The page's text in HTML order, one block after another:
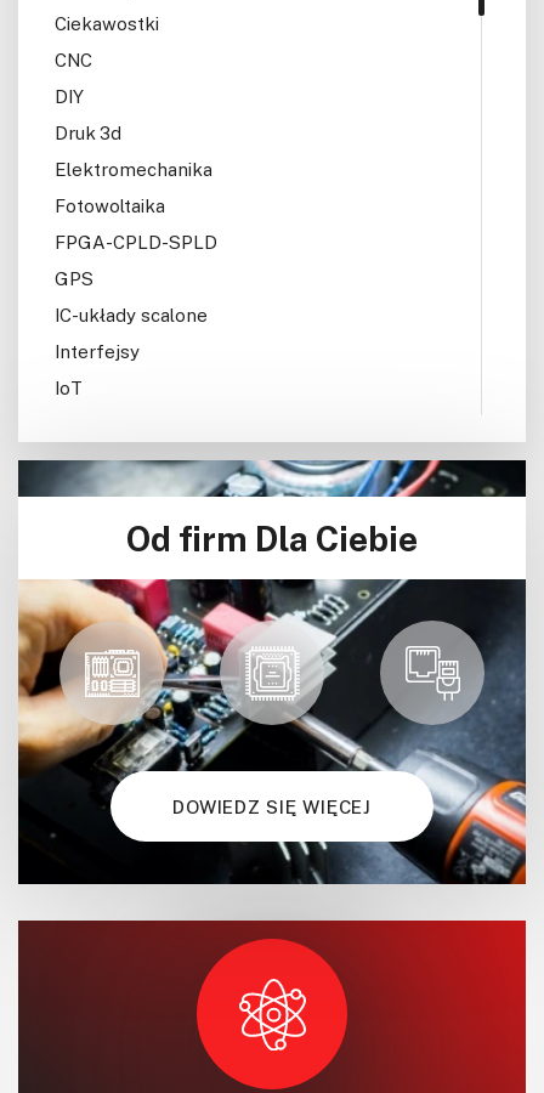
Ciekawostki
CNC
DIY
Druk 3d
Elektromechanika
Fotowoltaika
FPGA-CPLD-SPLD
GPS
IC-układy scalone
Interfejsy
IoT
Książki
Lasery
LED/LCD/OLED
Mikrokontrolery (MCV,μC)
Moc
Moduły
Narzędzia
Optoelektronika
PCB/Montaż
Podstawy elektroniki
Od firm Dla Ciebie
DOWIEDZ SIĘ WIĘCEJ